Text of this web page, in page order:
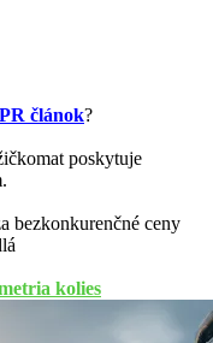
článok?
poskytuje
bezkonkurenčné ceny
kolies